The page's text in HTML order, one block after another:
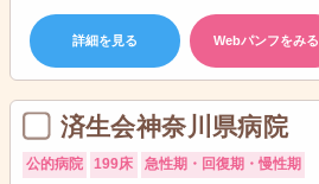
詳細を見る Webパンフをみる
済生会神奈川県病院
公的病院 199床 急性期・回復期・慢性期